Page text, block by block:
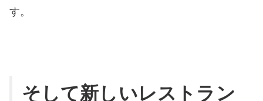
す。
そして新しいレストラン